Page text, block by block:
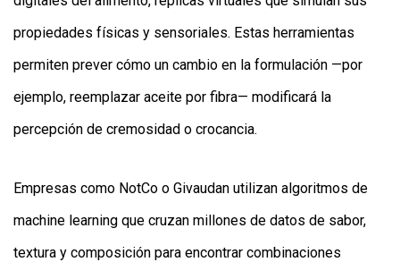
propiedades físicas y sensoriales. Estas herramientas
permiten prever cómo un cambio en la formulación —por
ejemplo, reemplazar aceite por fibra— modificará la
percepción de cremosidad o crocancia.
Empresas como NotCo o Givaudan utilizan algoritmos de
machine learning que cruzan millones de datos de sabor,
textura y composición para encontrar combinaciones